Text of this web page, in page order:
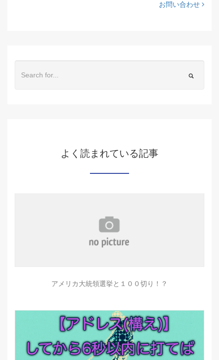
お問い合わせ
よく読まれている記事
アメリカ大統領選挙と１００切り！？